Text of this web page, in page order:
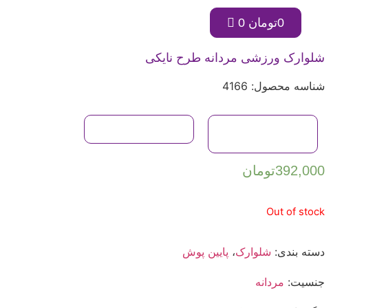
0تومان 0
شلوارک ورزشی مردانه طرح نایکی
شناسه محصول: 4166
392,000تومان
Out of stock
دسته بندی: شلوارک، پایین پوش
جنسیت: مردانه